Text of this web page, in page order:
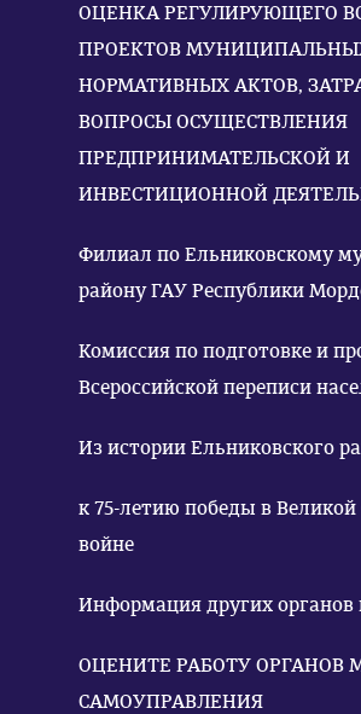
ОЦЕНКА РЕГУЛИРУЮЩЕГО
ПРОЕКТОВ
НОРМАТИВНЫХ АКТОВ,
ВОПРОСЫ ОСУЩЕСТВЛЕНИЯ
ПРЕДПРИНИМАТЕЛЬСКОЙ И
ИНВЕСТИЦИОННОЙ
Филиал по Ельниковскому
району ГАУ Республики
Комиссия по подготовке и проведению
Всероссийской переписи
Из истории Ельниковского
к 75-летию победы в Великой
войне
Информация других
ОЦЕНИТЕ РАБОТУ ОРГАНОВ
САМОУПРАВЛЕНИЯ